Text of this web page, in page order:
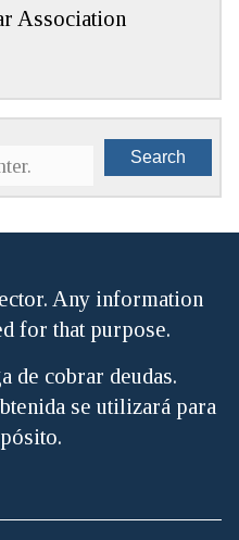
Association
Search
Any information
for that purpose.
de cobrar deudas.
se utilizará para